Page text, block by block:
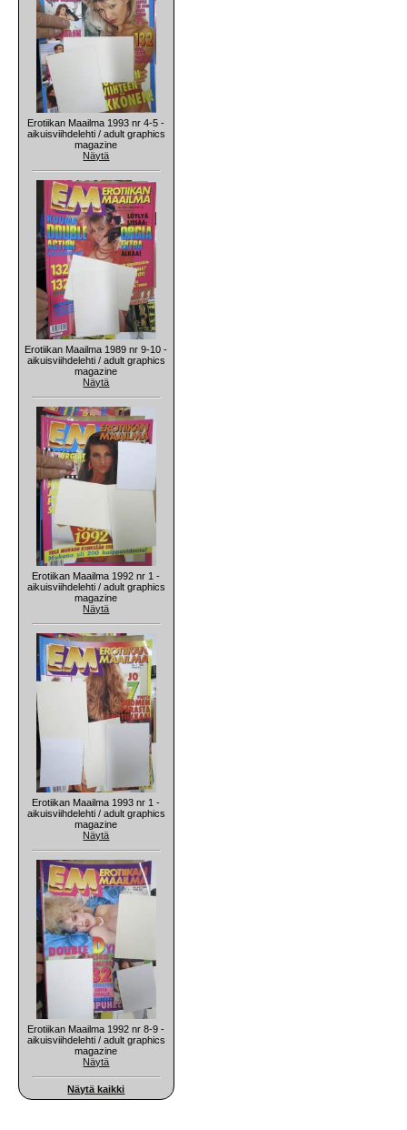
Erotiikan Maailma 1993 nr 4-5 -
aikuisviihdelehti / adult graphics
magazine
Näytä
Erotiikan Maailma 1989 nr 9-10 -
aikuisviihdelehti / adult graphics
magazine
Näytä
Erotiikan Maailma 1992 nr 1 -
aikuisviihdelehti / adult graphics
magazine
Näytä
Erotiikan Maailma 1993 nr 1 -
aikuisviihdelehti / adult graphics
magazine
Näytä
Erotiikan Maailma 1992 nr 8-9 -
aikuisviihdelehti / adult graphics
magazine
Näytä
Näytä kaikki